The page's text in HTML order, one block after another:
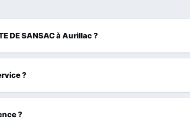
DE SANSAC à Aurillac ?
?
?